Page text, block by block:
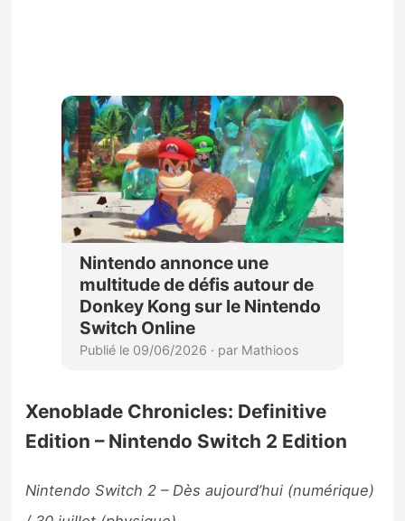
Xenoblade Chronicles: Definitive
Edition – Nintendo Switch 2 Edition
Nintendo Switch 2 – Dès aujourd’hui (numérique)